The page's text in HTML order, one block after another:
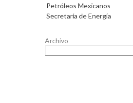
Petróleos Mexicanos
Secretaría de Energía
Archivo